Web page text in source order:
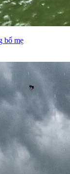
bố mẹ